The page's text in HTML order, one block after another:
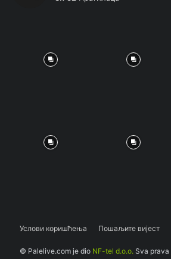
Услови коришћења Пошаљите вијест
© Palelive.com je dio NF-tel d.o.o. Sva